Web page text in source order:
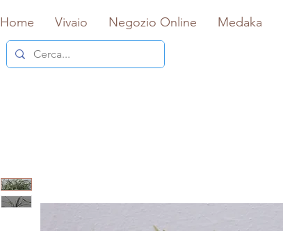
Home Vivaio Negozio Online Medaka